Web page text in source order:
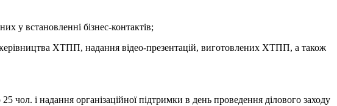
у встановленні бізнес-контактів;
ХТПП, надання відео-презентацій, виготовлених ХТПП, а також
і надання організаційної підтримки в день проведення ділового заходу